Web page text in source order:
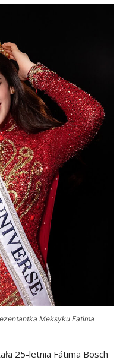
Meksyku Fatima
25-letnia Fátima Bosch